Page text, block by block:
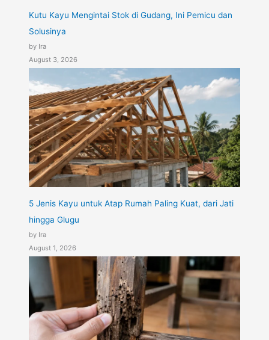
Kutu Kayu Mengintai Stok di Gudang, Ini Pemicu dan
Solusinya
by Ira
August 3, 2026
5 Jenis Kayu untuk Atap Rumah Paling Kuat, dari Jati
hingga Glugu
by Ira
August 1, 2026